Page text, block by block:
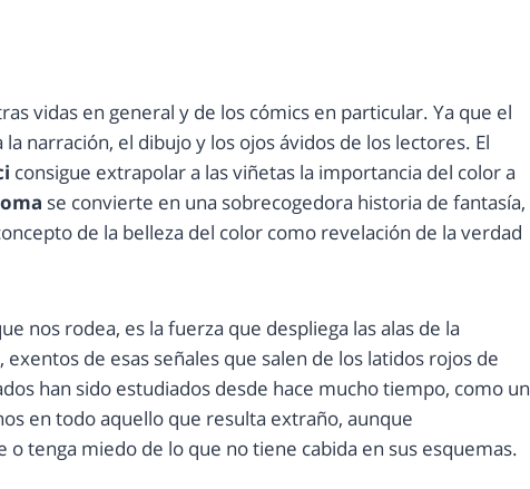
vidas en general y de los cómics en particular. Ya que el
narración, el dibujo y los ojos ávidos de los lectores. El
consigue extrapolar a las viñetas la importancia del color a
se convierte en una sobrecogedora historia de fantasía,
de la belleza del color como revelación de la verdad
nos rodea, es la fuerza que despliega las alas de la
de esas señales que salen de los latidos rojos de
han sido estudiados desde hace mucho tiempo, como un
en todo aquello que resulta extraño, aunque
tenga miedo de lo que no tiene cabida en sus esquemas.